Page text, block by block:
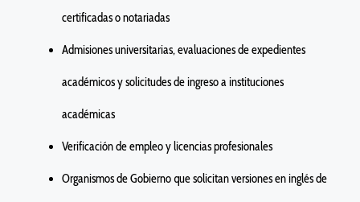
certificadas o notariadas
Admisiones universitarias, evaluaciones de expedientes
académicos y solicitudes de ingreso a instituciones
académicas
Verificación de empleo y licencias profesionales
Organismos de Gobierno que solicitan versiones en inglés de